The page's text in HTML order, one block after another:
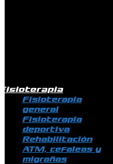
Fisioterapia
general
Fisioterapia
deportiva
Rehabilitación
ATM, cefaleas y
migrañas